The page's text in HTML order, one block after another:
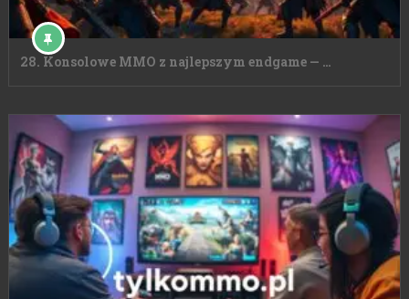
28. Konsolowe MMO z najlepszym endgame — …